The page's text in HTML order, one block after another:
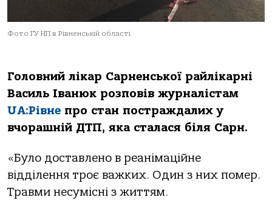
Фото ГУ НП в Рівненській області
Головний лікар Сарненської райлікарні
Василь Іванюк розповів журналістам
UA:Рівне про стан постраждалих у
вчорашній ДТП, яка сталася біля Сарн.
«Було доставлено в реанімаційне
відділення троє важких. Один з них помер.
Травми несумісні з життям.